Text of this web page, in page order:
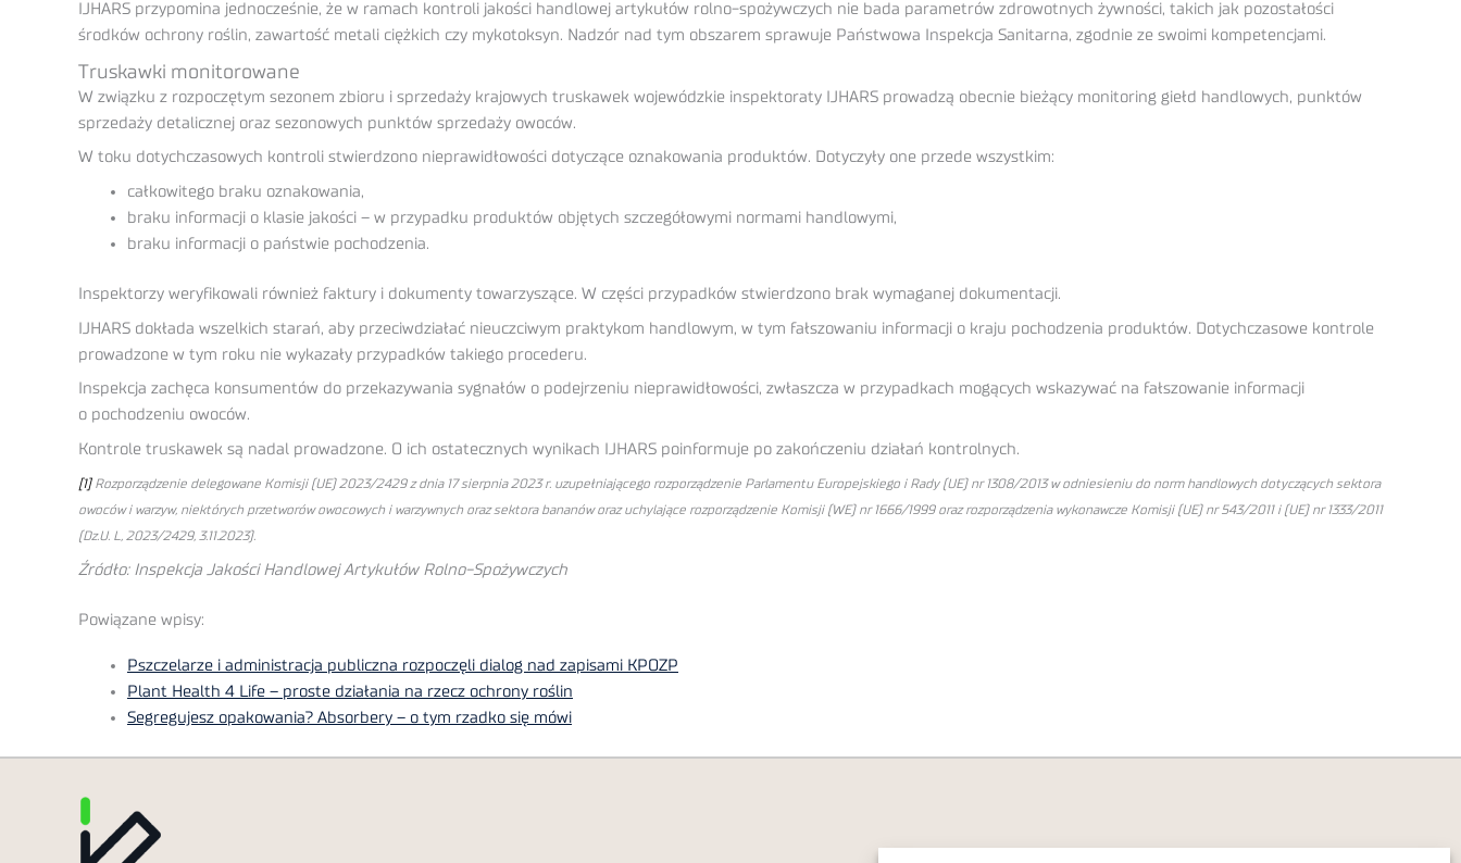
IJHARS przypomina jednocześnie, że w ramach kontroli jakości handlowej artykułów rolno-spożywczych nie bada parametrów zdrowotnych żywności, takich jak pozostałości
środków ochrony roślin, zawartość metali ciężkich czy mykotoksyn. Nadzór nad tym obszarem sprawuje Państwowa Inspekcja Sanitarna, zgodnie ze swoimi kompetencjami.
Truskawki monitorowane
W związku z rozpoczętym sezonem zbioru i sprzedaży krajowych truskawek wojewódzkie inspektoraty IJHARS prowadzą obecnie bieżący monitoring giełd handlowych, punktów
sprzedaży detalicznej oraz sezonowych punktów sprzedaży owoców.
W toku dotychczasowych kontroli stwierdzono nieprawidłowości dotyczące oznakowania produktów. Dotyczyły one przede wszystkim:
całkowitego braku oznakowania,
braku informacji o klasie jakości – w przypadku produktów objętych szczegółowymi normami handlowymi,
braku informacji o państwie pochodzenia.
Inspektorzy weryfikowali również faktury i dokumenty towarzyszące. W części przypadków stwierdzono brak wymaganej dokumentacji.
IJHARS dokłada wszelkich starań, aby przeciwdziałać nieuczciwym praktykom handlowym, w tym fałszowaniu informacji o kraju pochodzenia produktów. Dotychczasowe kontrole
prowadzone w tym roku nie wykazały przypadków takiego procederu.
Inspekcja zachęca konsumentów do przekazywania sygnałów o podejrzeniu nieprawidłowości, zwłaszcza w przypadkach mogących wskazywać na fałszowanie informacji
o pochodzeniu owoców.
Kontrole truskawek są nadal prowadzone. O ich ostatecznych wynikach IJHARS poinformuje po zakończeniu działań kontrolnych.
[1]Rozporządzenie delegowane Komisji (UE) 2023/2429 z dnia 17 sierpnia 2023 r. uzupełniającego rozporządzenie Parlamentu Europejskiego i Rady (UE) nr 1308/2013 w odniesieniu do norm handlowych dotyczących sektora
owoców i warzyw, niektórych przetworów owocowych i warzywnych oraz sektora bananów oraz uchylające rozporządzenie Komisji (WE) nr 1666/1999 oraz rozporządzenia wykonawcze Komisji (UE) nr 543/2011 i (UE) nr 1333/2011
(Dz.U. L, 2023/2429, 3.11.2023).
Źródło: Inspekcja Jakości Handlowej Artykułów Rolno-Spożywczych
Powiązane wpisy:
Pszczelarze i administracja publiczna rozpoczęli dialog nad zapisami KPOZP
Plant Health 4 Life – proste działania na rzecz ochrony roślin
Segregujesz opakowania? Absorbery – o tym rzadko się mówi